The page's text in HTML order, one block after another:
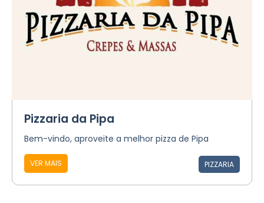
Pizzaria da Pipa
Bem-vindo, aproveite a melhor pizza de Pipa
VER MAIS PIZZARIA